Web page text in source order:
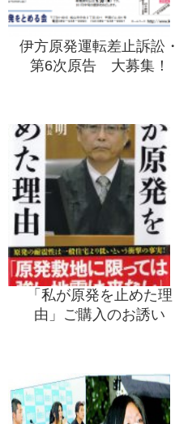
伊方原発運転差止訴訟・
第6次原告 大募集！
「私が原発を止めた理
由」ご購入のお誘い